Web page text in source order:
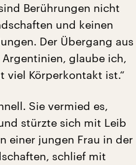
Berührungen nicht
und keinen
Der Übergang aus
glaube ich,
viel Körperkontakt ist.“
Sie vermied es,
stürzte sich mit Leib
einer jungen Frau in der
schlief mit